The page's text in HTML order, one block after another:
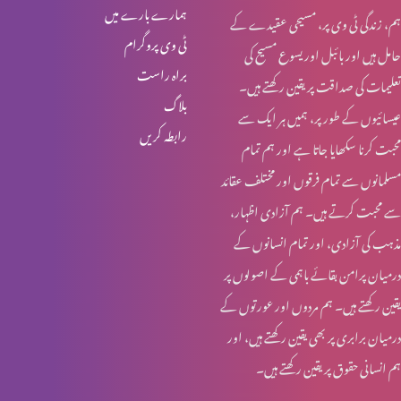
خواجہ سرا کا مقام کلام مقدس میں (حصہ 1)
قربانی کا گوشت اور خواتین کی زمداری
کرسمس اسپیشل: یسوع مسیح کا نسب نامہ اور خواتین
روزہ اور عورت کے شرعی مسایل (حصہ 4)
روزہ اور عورت کے شرعی مسایل (حصہ 3)
ہمارے بارے میں
ٹی وی پروگرام
براہ راست
بلاگ
رابطہ کریں
ہم، زندگی ٹی وی پر، مسیحی عقیدے کے
حامل ہیں اور بائبل اور یسوع مسیح کی
تعلیمات کی صداقت پر یقین رکھتے ہیں۔
عیسائیوں کے طور پر، ہمیں ہر ایک سے
محبت کرنا سکھایا جاتا ہے اور ہم تمام
مسلمانوں سے تمام فرقوں اور مختلف عقائد
سے محبت کرتے ہیں۔ ہم آزادی اظہار،
مذہب کی آزادی، اور تمام انسانوں کے
درمیان پرامن بقائے باہمی کے اصولوں پر
یقین رکھتے ہیں۔ ہم مردوں اور عورتوں کے
درمیان برابری پر بھی یقین رکھتے ہیں، اور
ہم انسانی حقوق پر یقین رکھتے ہیں۔